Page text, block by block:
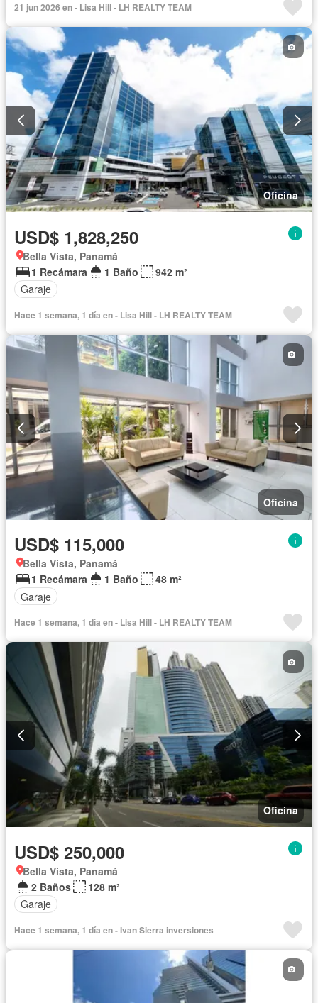
21 jun 2026 en - Lisa Hill - LH REALTY TEAM
Oficina
USD$ 1,828,250
Bella Vista, Panamá
1 Recámara
1 Baño
942 m²
Garaje
Hace 1 semana, 1 día en - Lisa Hill - LH REALTY TEAM
Oficina
USD$ 115,000
Bella Vista, Panamá
1 Recámara
1 Baño
48 m²
Garaje
Hace 1 semana, 1 día en - Lisa Hill - LH REALTY TEAM
Oficina
USD$ 250,000
Bella Vista, Panamá
2 Baños
128 m²
Garaje
Hace 1 semana, 1 día en - Ivan Sierra inversiones